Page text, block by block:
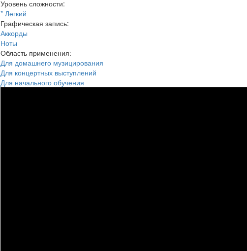
Уровень сложности:
* Легкий
Графическая запись:
Аккорды
Ноты
Область применения:
Для домашнего музицирования
Для концертных выступлений
Для начального обучения